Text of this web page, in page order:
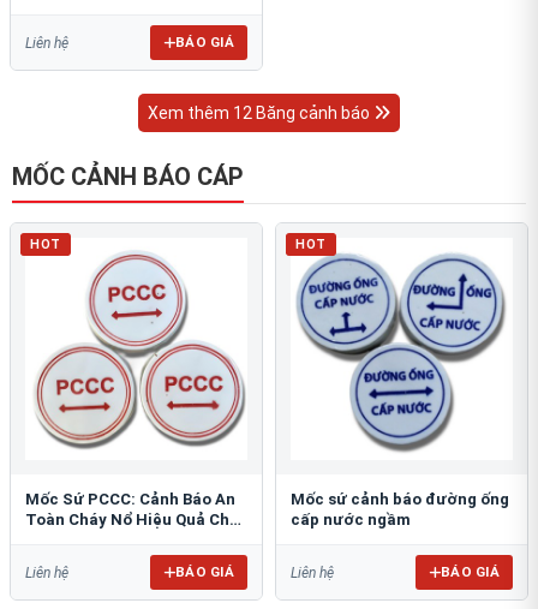
Liên hệ BÁO GIÁ
Xem thêm 12 Băng cảnh báo
MỐC CẢNH BÁO CÁP
HOT
Mốc Sứ PCCC: Cảnh Báo An
Toàn Cháy Nổ Hiệu Quả Cho
Liên hệ BÁO GIÁ
HOT
Mốc sứ cảnh báo đường ống
cấp nước ngầm
Liên hệ BÁO GIÁ